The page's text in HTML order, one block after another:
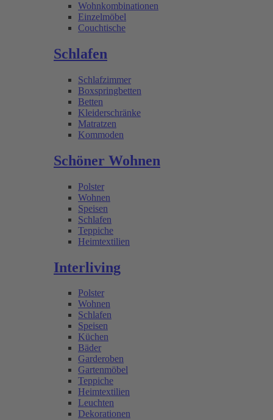
Wohnkombinationen
Einzelmöbel
Couchtische
Schlafen
Schlafzimmer
Boxspringbetten
Betten
Kleiderschränke
Matratzen
Kommoden
Schöner Wohnen
Polster
Wohnen
Speisen
Schlafen
Teppiche
Heimtextilien
Interliving
Polster
Wohnen
Schlafen
Speisen
Küchen
Bäder
Garderoben
Gartenmöbel
Teppiche
Heimtextilien
Leuchten
Dekorationen